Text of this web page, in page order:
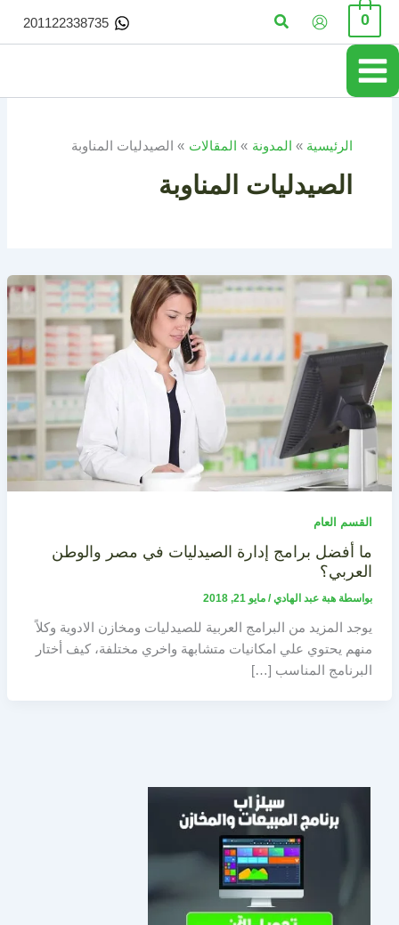
تخطي
المحتوى
0 البحث 201122338735
الرئيسية المدونة المقالات الصيدليات المناوبة
الصيدليات المناوبة
القسم العام
ما أفضل برامج إدارة الصيدليات في مصر والوطن
العربي؟
بواسطة هبة عبد الهادي/ مايو 21, 2018
يوجد المزيد من البرامج العربية للصيدليات ومخازن الادوية وكلاً
منهم يحتوي علي امكانيات متشابهة واخري مختلفة، كيف أختار
البرنامج المناسب […]